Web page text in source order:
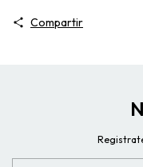
Compartir